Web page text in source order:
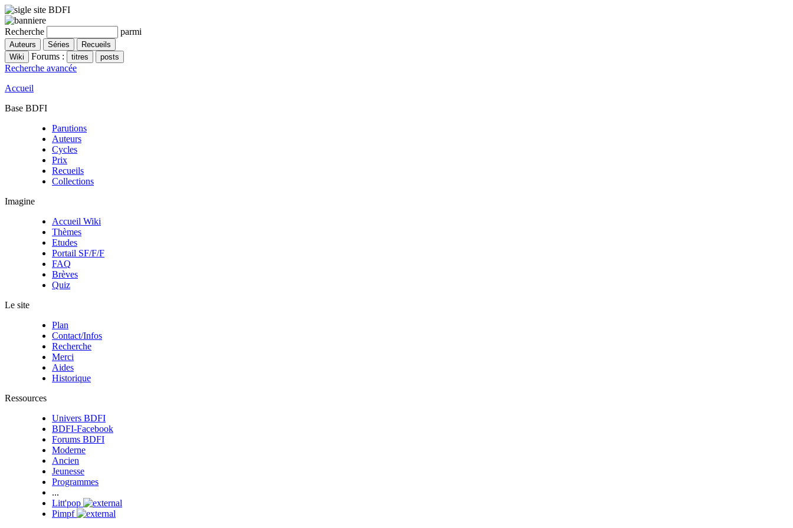
Recherche parmi
Forums :
Recherche avancée
Accueil
Base BDFI
Parutions
Auteurs
Cycles
Prix
Recueils
Collections
Imagine
Accueil Wiki
Thèmes
Etudes
Portail SF/F/F
FAQ
Brèves
Quiz
Le site
Plan
Contact/Infos
Recherche
Merci
Aides
Historique
Ressources
Univers BDFI
BDFI-Facebook
Forums BDFI
Moderne
Ancien
Jeunesse
Programmes
...
Litt'pop
Pimpf